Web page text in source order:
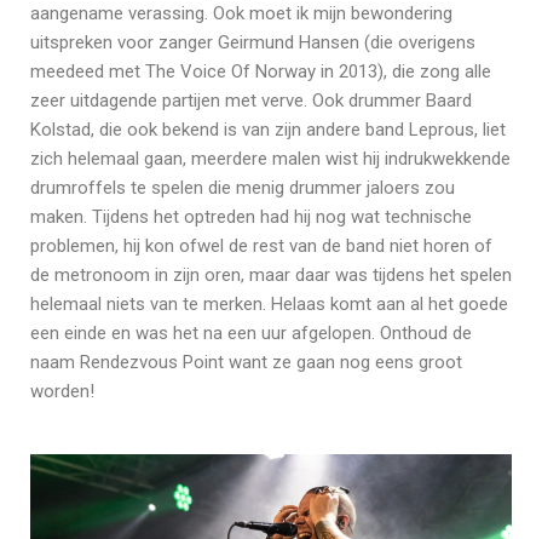
aangename verassing. Ook moet ik mijn bewondering
uitspreken voor zanger Geirmund Hansen (die overigens
meedeed met The Voice Of Norway in 2013), die zong alle
zeer uitdagende partijen met verve. Ook drummer Baard
Kolstad, die ook bekend is van zijn andere band Leprous, liet
zich helemaal gaan, meerdere malen wist hij indrukwekkende
drumroffels te spelen die menig drummer jaloers zou
maken. Tijdens het optreden had hij nog wat technische
problemen, hij kon ofwel de rest van de band niet horen of
de metronoom in zijn oren, maar daar was tijdens het spelen
helemaal niets van te merken. Helaas komt aan al het goede
een einde en was het na een uur afgelopen. Onthoud de
naam Rendezvous Point want ze gaan nog eens groot
worden!